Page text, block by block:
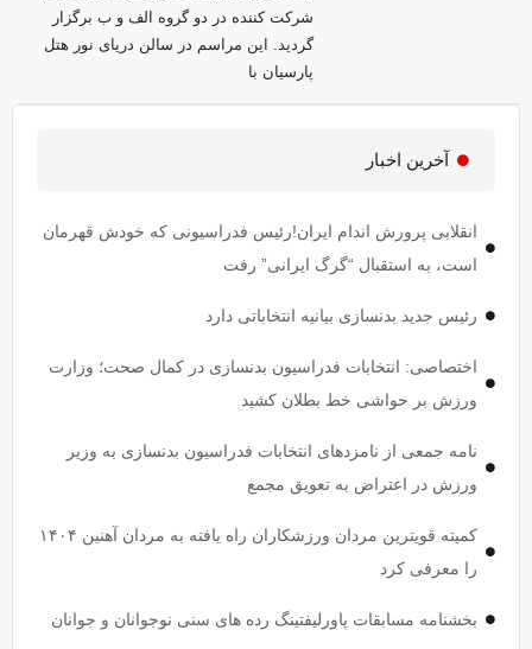
شرکت کننده در دو گروه الف و ب برگزار
گردید. این مراسم در سالن دریای نور هتل
پارسیان با
آخرین اخبار
انقلابی پرورش اندام ایران!رئیس فدراسیونی که خودش قهرمان
است، به استقبال “گرگ ایرانی” رفت
رئیس جدید بدنسازی بیانیه انتخاباتی دارد
اختصاصی: انتخابات فدراسیون بدنسازی در کمال صحت؛ وزارت
ورزش بر حواشی خط بطلان کشید
نامه جمعی از نامزدهای انتخابات فدراسیون بدنسازی به وزیر
ورزش در اعتراض به تعویق مجمع
کمیته قویترین مردان ورزشکاران راه یافته به مردان آهنین ۱۴۰۴
را معرفی کرد
بخشنامه مسابقات پاورلیفتینگ رده های سنی نوجوانان و جوانان